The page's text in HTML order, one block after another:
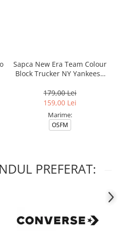
Sapca New Era Team Colour
Block Trucker NY Yankees -
179,00 Lei
159,00 Lei
Marime:
OSFM
PREFERAT: